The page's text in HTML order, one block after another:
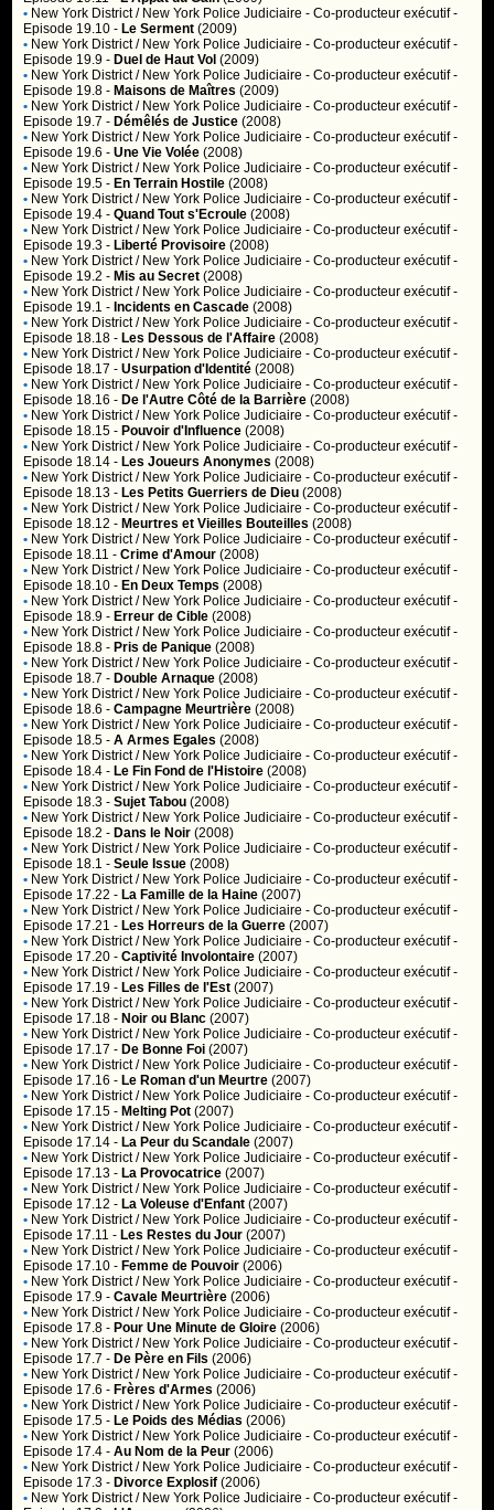
• New York District / New York Police Judiciaire - Co-producteur exécutif -
Episode 19.10 - Le Serment (2009)
• New York District / New York Police Judiciaire - Co-producteur exécutif -
Episode 19.9 - Duel de Haut Vol (2009)
• New York District / New York Police Judiciaire - Co-producteur exécutif -
Episode 19.8 - Maisons de Maîtres (2009)
• New York District / New York Police Judiciaire - Co-producteur exécutif -
Episode 19.7 - Démêlés de Justice (2008)
• New York District / New York Police Judiciaire - Co-producteur exécutif -
Episode 19.6 -Une Vie Volée (2008)
• New York District / New York Police Judiciaire - Co-producteur exécutif -
Episode 19.5 - En Terrain Hostile (2008)
• New York District / New York Police Judiciaire - Co-producteur exécutif -
Episode 19.4 -Quand Tout s'Ecroule (2008)
• New York District / New York Police Judiciaire - Co-producteur exécutif -
Episode 19.3 - Liberté Provisoire (2008)
• New York District / New York Police Judiciaire - Co-producteur exécutif -
Episode 19.2 - Mis au Secret (2008)
• New York District / New York Police Judiciaire - Co-producteur exécutif -
Episode 19.1 - Incidents en Cascade (2008)
• New York District / New York Police Judiciaire - Co-producteur exécutif -
Episode 18.18 - Les Dessous de l'Affaire (2008)
• New York District / New York Police Judiciaire - Co-producteur exécutif -
Episode 18.17 -Usurpation d'Identité (2008)
• New York District / New York Police Judiciaire - Co-producteur exécutif -
Episode 18.16 - De l'Autre Côté de la Barrière (2008)
• New York District / New York Police Judiciaire - Co-producteur exécutif -
Episode 18.15 - Pouvoir d'Influence (2008)
• New York District / New York Police Judiciaire - Co-producteur exécutif -
Episode 18.14 - Les Joueurs Anonymes (2008)
• New York District / New York Police Judiciaire - Co-producteur exécutif -
Episode 18.13 - Les Petits Guerriers de Dieu (2008)
• New York District / New York Police Judiciaire - Co-producteur exécutif -
Episode 18.12 - Meurtres et Vieilles Bouteilles (2008)
• New York District / New York Police Judiciaire - Co-producteur exécutif -
Episode 18.11 -Crime d'Amour (2008)
• New York District / New York Police Judiciaire - Co-producteur exécutif -
Episode 18.10 - En Deux Temps (2008)
• New York District / New York Police Judiciaire - Co-producteur exécutif -
Episode 18.9 - Erreur de Cible (2008)
• New York District / New York Police Judiciaire - Co-producteur exécutif -
Episode 18.8 - Pris de Panique (2008)
• New York District / New York Police Judiciaire - Co-producteur exécutif -
Episode 18.7 - Double Arnaque (2008)
• New York District / New York Police Judiciaire - Co-producteur exécutif -
Episode 18.6 -Campagne Meurtrière (2008)
• New York District / New York Police Judiciaire - Co-producteur exécutif -
Episode 18.5 -A Armes Egales (2008)
• New York District / New York Police Judiciaire - Co-producteur exécutif -
Episode 18.4 - Le Fin Fond de l'Histoire (2008)
• New York District / New York Police Judiciaire - Co-producteur exécutif -
Episode 18.3 -Sujet Tabou (2008)
• New York District / New York Police Judiciaire - Co-producteur exécutif -
Episode 18.2 - Dans le Noir (2008)
• New York District / New York Police Judiciaire - Co-producteur exécutif -
Episode 18.1 -Seule Issue (2008)
• New York District / New York Police Judiciaire - Co-producteur exécutif -
Episode 17.22 - La Famille de la Haine (2007)
• New York District / New York Police Judiciaire - Co-producteur exécutif -
Episode 17.21 - Les Horreurs de la Guerre (2007)
• New York District / New York Police Judiciaire - Co-producteur exécutif -
Episode 17.20 -Captivité Involontaire (2007)
• New York District / New York Police Judiciaire - Co-producteur exécutif -
Episode 17.19 - Les Filles de l'Est (2007)
• New York District / New York Police Judiciaire - Co-producteur exécutif -
Episode 17.18 - Noir ou Blanc (2007)
• New York District / New York Police Judiciaire - Co-producteur exécutif -
Episode 17.17 - De Bonne Foi (2007)
• New York District / New York Police Judiciaire - Co-producteur exécutif -
Episode 17.16 - Le Roman d'un Meurtre (2007)
• New York District / New York Police Judiciaire - Co-producteur exécutif -
Episode 17.15 - Melting Pot (2007)
• New York District / New York Police Judiciaire - Co-producteur exécutif -
Episode 17.14 - La Peur du Scandale (2007)
• New York District / New York Police Judiciaire - Co-producteur exécutif -
Episode 17.13 - La Provocatrice (2007)
• New York District / New York Police Judiciaire - Co-producteur exécutif -
Episode 17.12 - La Voleuse d'Enfant (2007)
• New York District / New York Police Judiciaire - Co-producteur exécutif -
Episode 17.11 - Les Restes du Jour (2007)
• New York District / New York Police Judiciaire - Co-producteur exécutif -
Episode 17.10 - Femme de Pouvoir (2006)
• New York District / New York Police Judiciaire - Co-producteur exécutif -
Episode 17.9 -Cavale Meurtrière (2006)
• New York District / New York Police Judiciaire - Co-producteur exécutif -
Episode 17.8 - Pour Une Minute de Gloire (2006)
• New York District / New York Police Judiciaire - Co-producteur exécutif -
Episode 17.7 - De Père en Fils (2006)
• New York District / New York Police Judiciaire - Co-producteur exécutif -
Episode 17.6 - Frères d'Armes (2006)
• New York District / New York Police Judiciaire - Co-producteur exécutif -
Episode 17.5 - Le Poids des Médias (2006)
• New York District / New York Police Judiciaire - Co-producteur exécutif -
Episode 17.4 -Au Nom de la Peur (2006)
• New York District / New York Police Judiciaire - Co-producteur exécutif -
Episode 17.3 - Divorce Explosif (2006)
• New York District / New York Police Judiciaire - Co-producteur exécutif -